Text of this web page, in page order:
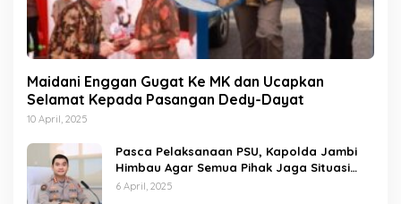
Maidani Enggan Gugat Ke MK dan Ucapkan
Selamat Kepada Pasangan Dedy-Dayat
10 April, 2025
Pasca Pelaksanaan PSU, Kapolda Jambi
Himbau Agar Semua Pihak Jaga Situasi
Kamtibmas
6 April, 2025